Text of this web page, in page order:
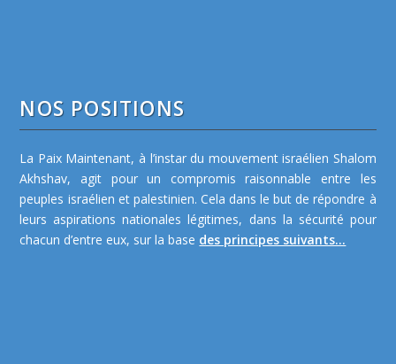
NOS POSITIONS
La Paix Maintenant, à l’instar du mouvement israélien Shalom
Akhshav, agit pour un compromis raisonnable entre les
peuples israélien et palestinien. Cela dans le but de répondre à
leurs aspirations nationales légitimes, dans la sécurité pour
chacun d’entre eux, sur la base des principes suivants...